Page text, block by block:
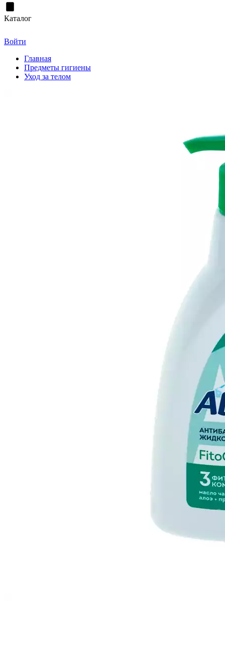
Каталог
Войти
Главная
Предметы гигиены
Уход за телом